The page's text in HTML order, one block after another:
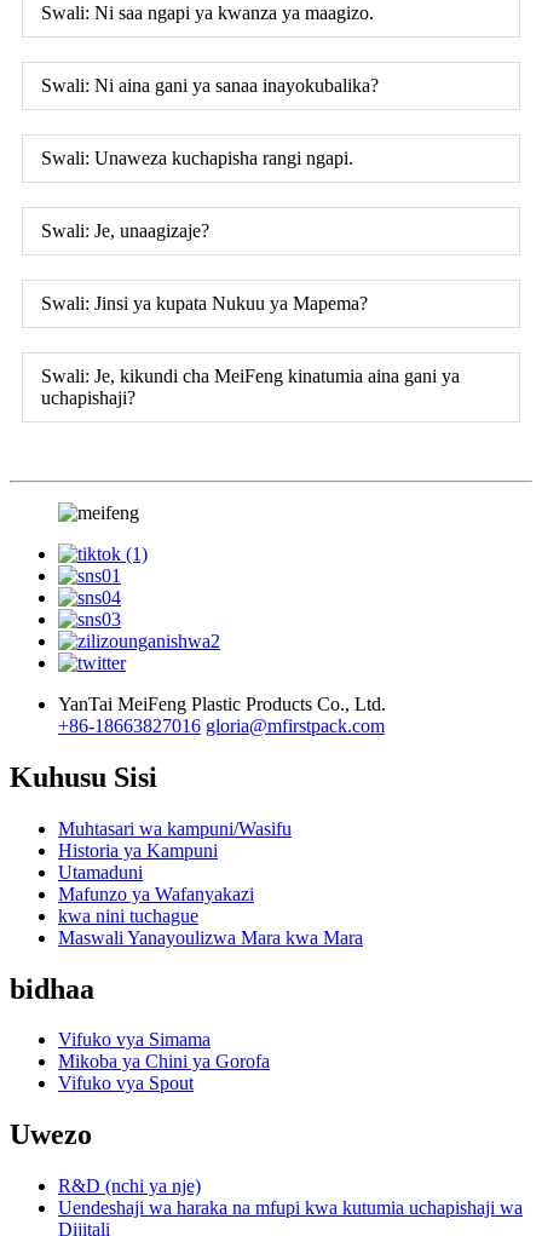
Swali: Ni saa ngapi ya kwanza ya maagizo.
Swali: Ni aina gani ya sanaa inayokubalika?
Swali: Unaweza kuchapisha rangi ngapi.
Swali: Je, unaagizaje?
Swali: Jinsi ya kupata Nukuu ya Mapema?
Swali: Je, kikundi cha MeiFeng kinatumia aina gani ya
uchapishaji?
YanTai MeiFeng Plastic Products Co., Ltd.
+86-18663827016 gloria@mfirstpack.com
Kuhusu Sisi
Muhtasari wa kampuni/Wasifu
Historia ya Kampuni
Utamaduni
Mafunzo ya Wafanyakazi
kwa nini tuchague
Maswali Yanayoulizwa Mara kwa Mara
bidhaa
Vifuko vya Simama
Mikoba ya Chini ya Gorofa
Vifuko vya Spout
Uwezo
R&D (nchi ya nje)
Uendeshaji wa haraka na mfupi kwa kutumia uchapishaji wa
Dijitali